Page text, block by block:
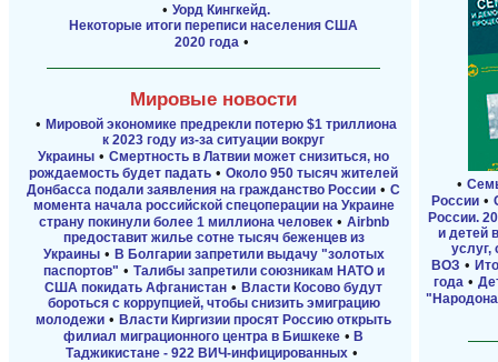
• Уорд Кингкейд.
Некоторые итоги переписи населения США
2020 года•
Мировые новости
• Мировой экономике предрекли потерю $1 триллиона
к 2023 году из-за ситуации вокруг
Украины • Смертность в Латвии может снизиться, но
рождаемость будет падать • Около 950 тысяч жителей
Донбасса подали заявления на гражданство России • С
момента начала российской спецоперации на Украине
страну покинули более 1 миллиона человек• Airbnb
предоставит жилье сотне тысяч беженцев из
Украины• В Болгарии запретили выдачу "золотых
паспортов" • Талибы запретили союзникам НАТО и
США покидать Афганистан • Власти Косово будут
бороться с коррупцией, чтобы снизить эмиграцию
молодежи • Власти Киргизии просят Россию открыть
филиал миграционного центра в Бишкеке • В
Таджикистане - 922 ВИЧ-инфицированных•
•
России•
России.
и детей
услуг,
ВОЗ •
года •